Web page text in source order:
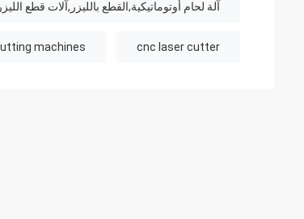
آلة لحام أوتوماتيكية,القطع بالليزر,آلات قطع
cnc laser cutter
machines